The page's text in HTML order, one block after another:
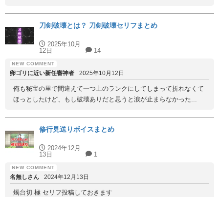
刀剣破壊とは？ 刀剣破壊セリフまとめ
2025年10月
12日
14
卵ゴリに近い新任審神者 2025年10月12日
俺も秘宝の里で間違えて一つ上のランクにしてしまって折れなくて
ほっとしたけど、もし破壊ありだと思うと涙が止まらなかった...
修行見送りボイスまとめ
2024年12月
13日
1
名無しさん 2024年12月13日
燭台切 極 セリフ投稿しておきます